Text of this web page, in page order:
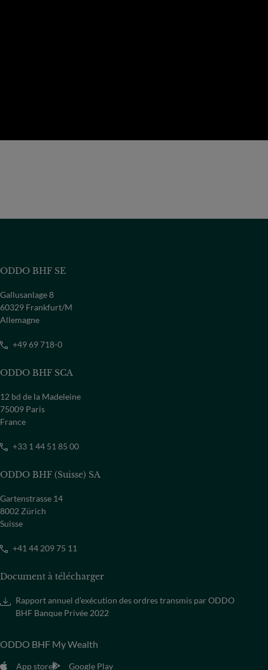
fraudes dans lesquelles le nom de ODDO BHF ou celui
de certains de ses collaborateurs, sont susceptibles
ODDO BHF SE
Gallusanlage 8
60329 Frankfurt/M
Allemagne
+49 69 718-0
ODDO BHF SCA
12 bd de la Madeleine
75009 Paris
France
+33 1 44 51 85 00
ODDO BHF (Suisse) SA
Gartenstrasse 14
8002 Zürich
Suisse
+41 44 209 75 11
Document à télécharger
Rapport annuel d’exécution des ordres transmis par ODDO
BHF Banque Privée 2022
ODDO BHF My Wealth
App store Google Play